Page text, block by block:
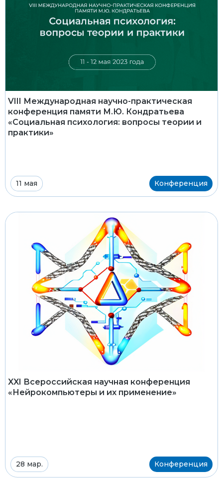
VIII Международная научно-практическая
конференция памяти М.Ю. Кондратьева
«Социальная психология: вопросы теории и
практики»
11 мая Конференция
XXI Всероссийская научная конференция
«Нейрокомпьютеры и их применение»
28 мар. Конференция